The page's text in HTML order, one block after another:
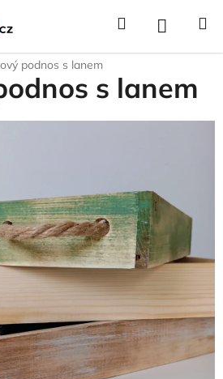
Hledat NÁKUPNÍ
KOŠÍK
podnos s lanem
s lanem